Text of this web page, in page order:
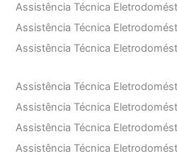
Assistência Técnica
Assistência Técnica
Assistência Técnica
Assistência Técnica
Assistência Técnica
Assistência Técnica
Assistência Técnica